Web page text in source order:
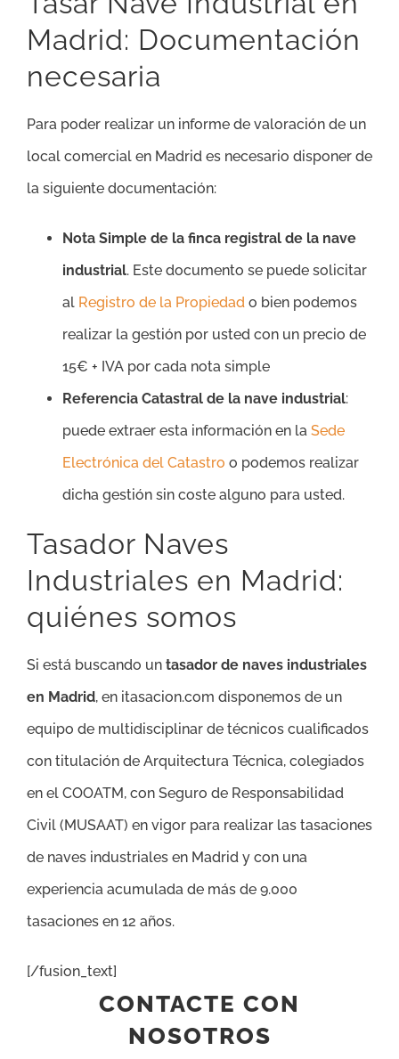
Madrid: Documentación
necesaria
Para poder realizar un informe de valoración de un
local comercial en Madrid es necesario disponer de
la siguiente documentación:
Nota Simple de la finca registral de la nave
industrial. Este documento se puede solicitar
al Registro de la Propiedad o bien podemos
realizar la gestión por usted con un precio de
15€ + IVA por cada nota simple
Referencia Catastral de la nave industrial:
puede extraer esta información en la Sede
Electrónica del Catastro o podemos realizar
dicha gestión sin coste alguno para usted.
Tasador Naves
Industriales en Madrid:
quiénes somos
Si está buscando un tasador de naves industriales
en Madrid, en itasacion.com disponemos de un
equipo de multidisciplinar de técnicos cualificados
con titulación de Arquitectura Técnica, colegiados
en el COOATM, con Seguro de Responsabilidad
Civil (MUSAAT) en vigor para realizar las tasaciones
de naves industriales en Madrid y con una
experiencia acumulada de más de 9.000
tasaciones en 12 años.
[/fusion_text]
CONTACTE CON
NOSOTROS